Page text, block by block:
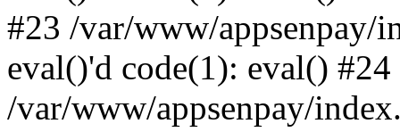
#23 /var/www/appsenpay/
eval()'d code(1): eval() #24
/var/www/appsenpay/